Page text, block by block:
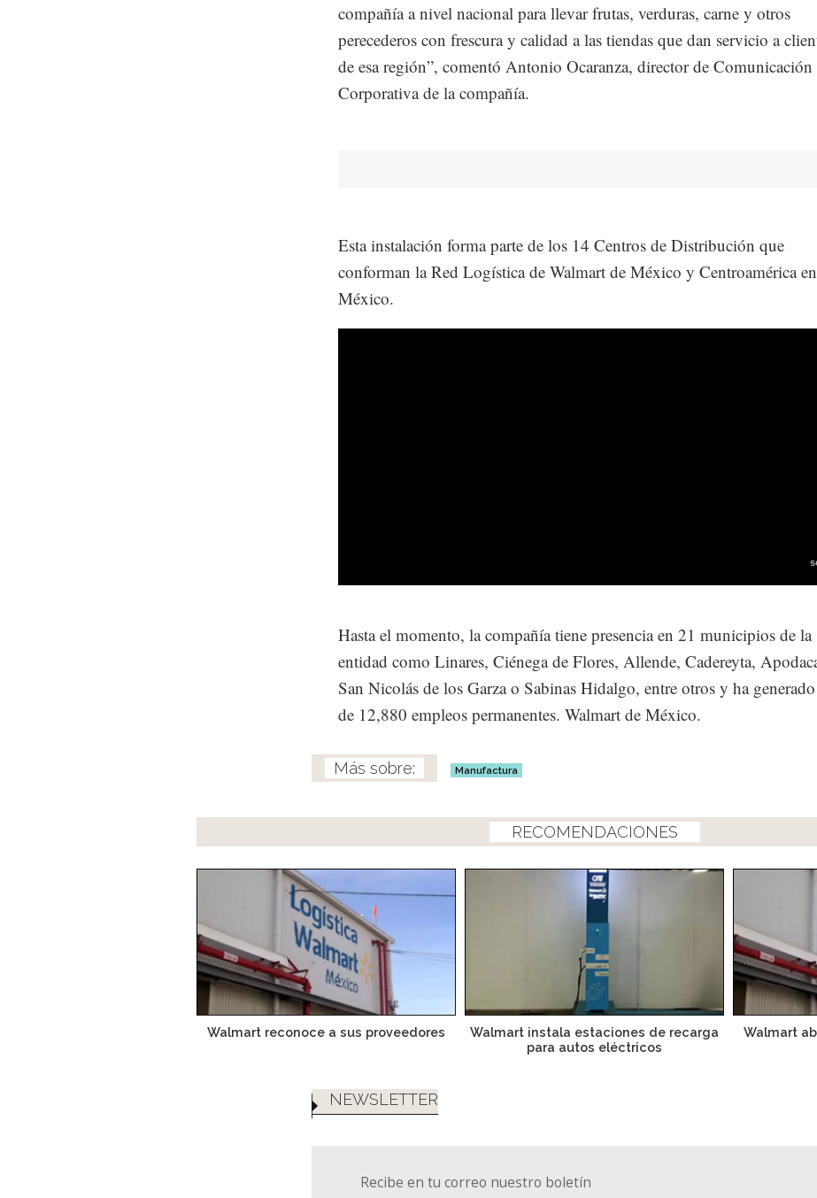
compañía a nivel nacional para llevar frutas, verduras, carne y otros
perecederos con frescura y calidad a las tiendas que dan servicio a
de esa región”, comentó Antonio Ocaranza, director de Comunicación
Corporativa de la compañía.
Esta instalación forma parte de los 14 Centros de Distribución que
conforman la Red Logística de Walmart de México y Centroamérica en
México.
Hasta el momento, la compañía tiene presencia en 21 municipios de la
entidad como Linares, Ciénega de Flores, Allende, Cadereyta,
San Nicolás de los Garza o Sabinas Hidalgo, entre otros y ha
de 12,880 empleos permanentes. Walmart de México.
Manufactura
RECOMENDACIONES
Walmart reconoce a sus proveedores
Walmart instala estaciones de recarga
para autos eléctricos
Walmart
NEWSLETTER
Recibe en tu correo nuestro boletín